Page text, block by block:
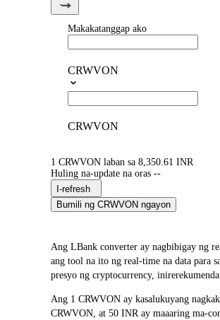
Makakatanggap ako
CRWVON
CRWVON
1 CRWVON laban sa 8,350.61 INR
Huling na-update na oras --
I-refresh
Bumili ng CRWVON ngayon
Ang LBank converter ay nagbibigay ng
ang tool na ito ng real-time na data para
presyo ng cryptocurrency,
Ang 1 CRWVON ay kasalukuyang
CRWVON, at 50 INR ay maaaring ma-